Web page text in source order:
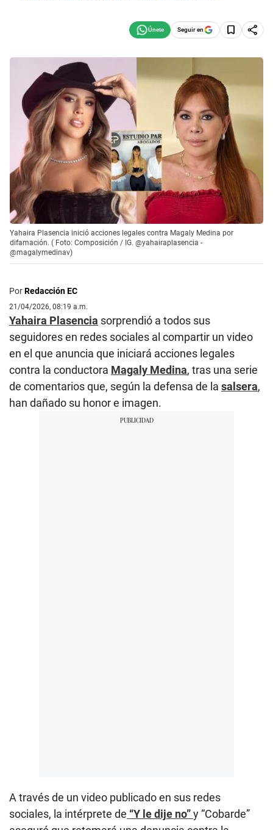
Seguir en
Yahaira Plasencia inició acciones legales contra Magaly Medina por
difamación. ( Foto: Composición / IG. @yahairaplasencia -
@magalymedinav)
PorRedacción EC
21/04/2026, 08:19 a.m.
Yahaira Plasencia sorprendió a todos sus
seguidores en redes sociales al compartir un video
en el que anuncia que iniciará acciones legales
contra la conductora Magaly Medina, tras una serie
de comentarios que, según la defensa de la salsera,
han dañado su honor e imagen.
A través de un video publicado en sus redes
sociales, la intérprete de “Y le dije no”y “Cobarde”